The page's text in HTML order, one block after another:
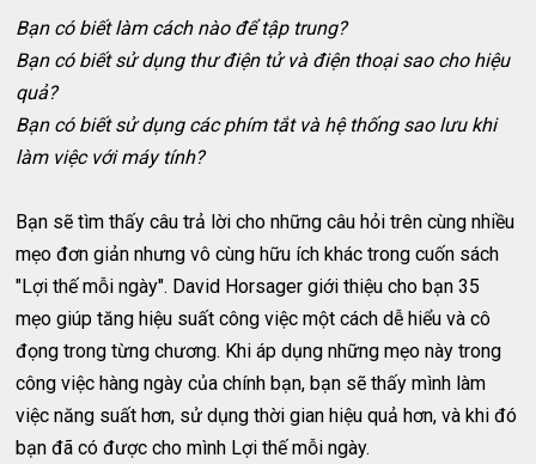
Bạn có biết làm cách nào để tập trung?
Bạn có biết sử dụng thư điện tử và điện thoại sao cho hiệu
quả?
Bạn có biết sử dụng các phím tắt và hệ thống sao lưu khi
làm việc với máy tính?
Bạn sẽ tìm thấy câu trả lời cho những câu hỏi trên cùng nhiều
mẹo đơn giản nhưng vô cùng hữu ích khác trong cuốn sách
"Lợi thế mỗi ngày". David Horsager giới thiệu cho bạn 35
mẹo giúp tăng hiệu suất công việc một cách dễ hiểu và cô
đọng trong từng chương. Khi áp dụng những mẹo này trong
công việc hàng ngày của chính bạn, bạn sẽ thấy mình làm
việc năng suất hơn, sử dụng thời gian hiệu quả hơn, và khi đó
bạn đã có được cho mình Lợi thế mỗi ngày.